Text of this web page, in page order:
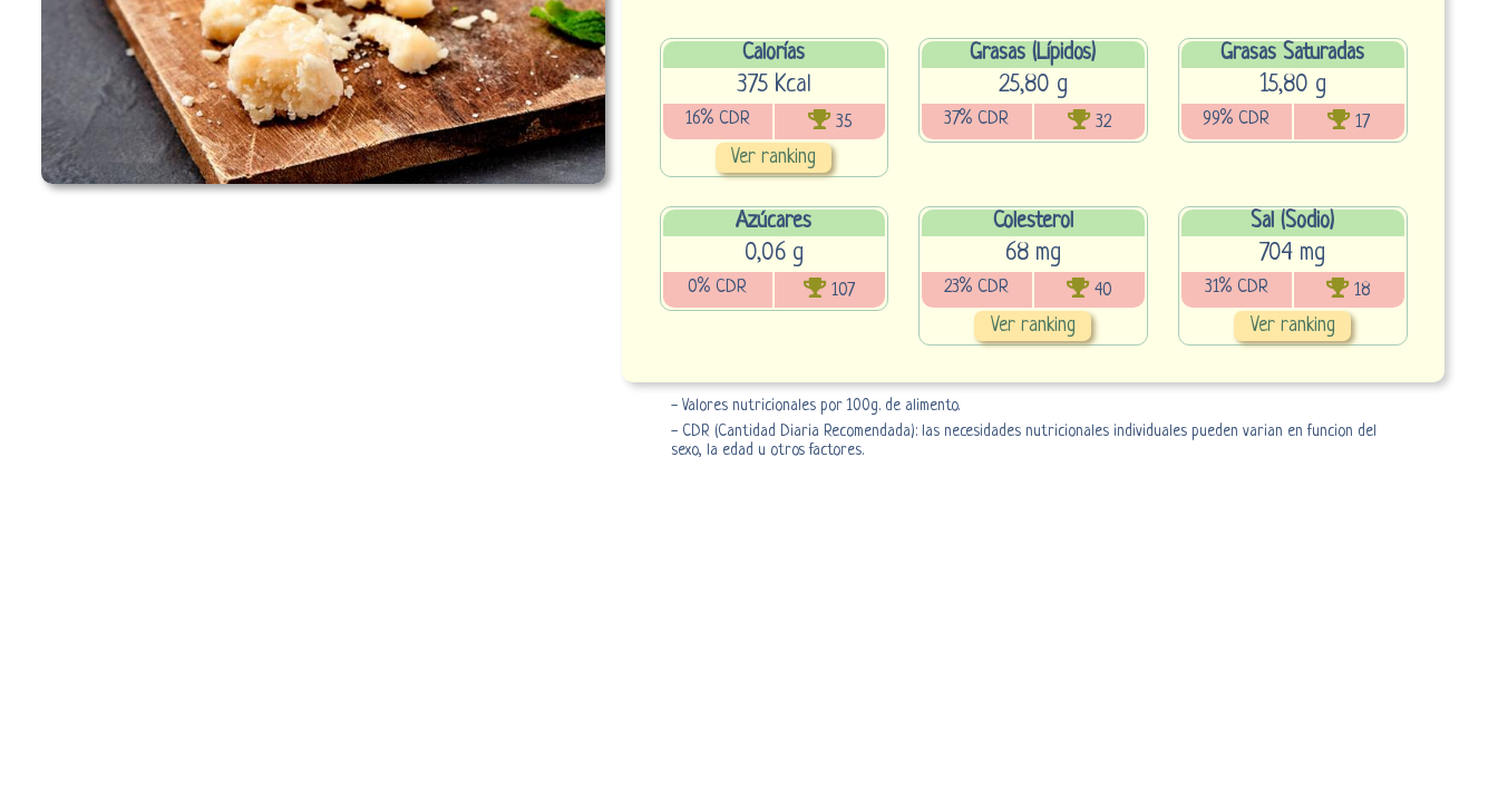
Calorías
375 Kcal
16% CDR 35
Ver ranking
Grasas (Lípidos)
25,80 g
37% CDR 32
Grasas Saturadas
15,80 g
99% CDR 17
Azúcares
0,06 g
0% CDR 107
Colesterol
68 mg
23% CDR 40
Ver ranking
Sal (Sodio)
704 mg
31% CDR 18
Ver ranking
- Valores nutricionales por 100g. de alimento.
- CDR (Cantidad Diaria Recomendada): las necesidades nutricionales individuales pueden varian en funcion del
sexo, la edad u otros factores.